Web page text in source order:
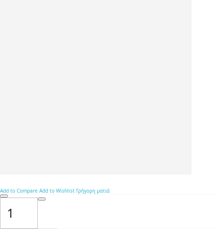
Add to Compare Add to Wishlist Γρήγορη ματιά